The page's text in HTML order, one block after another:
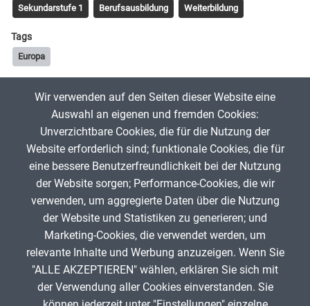
Sekundarstufe 1 Berufsausbildung Weiterbildung
Tags
Europa
Karl Kirst 21. Juni 2026
App melden
Infos zum Urheberrecht
ANZEIGE
Wir verwenden auf den Seiten dieser Website eine
Auswahl an eigenen und fremden Cookies:
Unverzichtbare Cookies, die für die Nutzung der
Website erforderlich sind; funktionale Cookies, die für
eine bessere Benutzerfreundlichkeit bei der Nutzung
der Website sorgen; Performance-Cookies, die wir
verwenden, um aggregierte Daten über die Nutzung
der Website und Statistiken zu generieren; und
Marketing-Cookies, die verwendet werden, um
relevante Inhalte und Werbung anzuzeigen. Wenn Sie
"ALLE AKZEPTIEREN" wählen, erklären Sie sich mit
der Verwendung aller Cookies einverstanden. Sie